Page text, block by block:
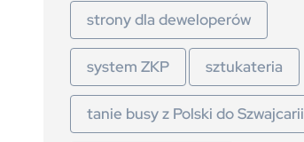
strony dla deweloperów
system ZKP sztukateria
tanie busy z Polski do Szwajcarii